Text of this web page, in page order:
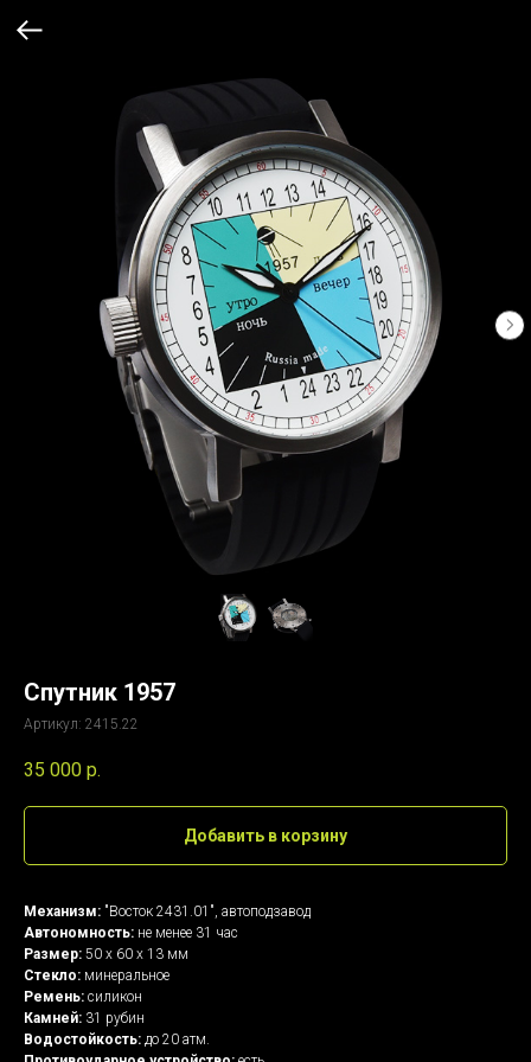
Спутник 1957
Артикул: 2415.22
35 000 р.
Добавить в корзину
Механизм: "Восток 2431.01", автоподзавод
Автономность: не менее 31 час
Размер: 50 х 60 х 13 мм
Стекло: минеральное
Ремень: силикон
Камней: 31 рубин
Водостойкость: до 20 атм.